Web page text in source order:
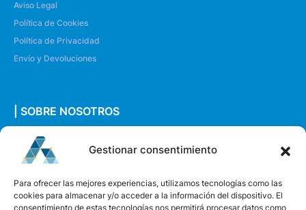
Gestionar consentimiento
Para ofrecer las mejores experiencias, utilizamos tecnologías como las
cookies para almacenar y/o acceder a la información del dispositivo. El
consentimiento de estas tecnologías nos permitirá procesar datos como
Aviso Legal
Política de Cookies
Política de Privacidad
Envío y Devoluciones
| SOBRE NOSOTROS
Quiénes somos
Envíanos un mensaje